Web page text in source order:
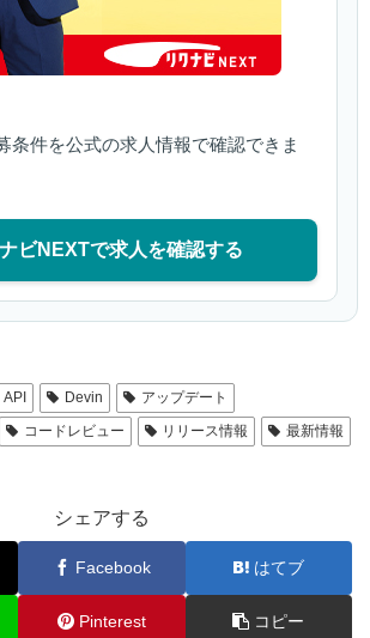
条件を公式の求人情報で確認できま
ビNEXTで求人を確認する
API Devin
アップデート
コードレビュー リリース情報
最新情報
シェアする
Facebook はてブ
Pinterest コピー